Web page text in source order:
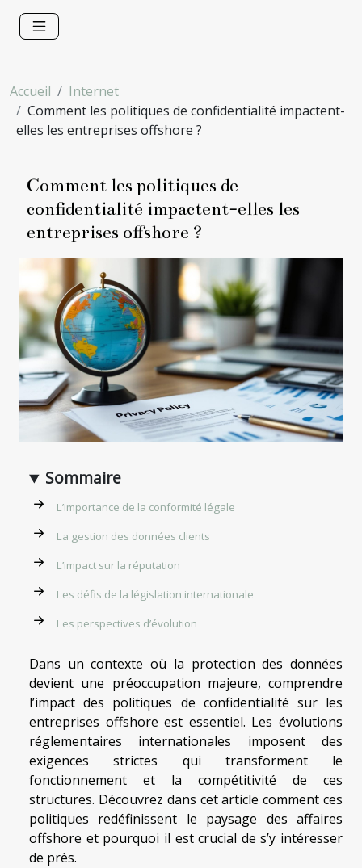
Accueil
Internet
Comment les politiques de confidentialité impactent-
elles les entreprises offshore ?
Comment les politiques de
confidentialité impactent-elles les
entreprises offshore ?
Sommaire
L’importance de la conformité légale
La gestion des données clients
L’impact sur la réputation
Les défis de la législation internationale
Les perspectives d’évolution
Dans un contexte où la protection des données
devient une préoccupation majeure, comprendre
l’impact des politiques de confidentialité sur les
entreprises offshore est essentiel. Les évolutions
réglementaires internationales imposent des
exigences strictes qui transforment le
fonctionnement et la compétitivité de ces
structures. Découvrez dans cet article comment ces
politiques redéfinissent le paysage des affaires
offshore et pourquoi il est crucial de s’y intéresser
de près.